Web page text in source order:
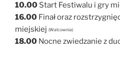
10.00 Start Festiwalu i gry
16.00 Finał oraz
miejskiej (Walcownia)
18.00 Nocne zwiedzanie z